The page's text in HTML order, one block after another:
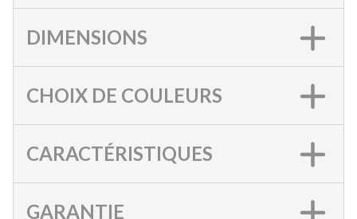
DIMENSIONS
CHOIX DE COULEURS
CARACTÉRISTIQUES
GARANTIE